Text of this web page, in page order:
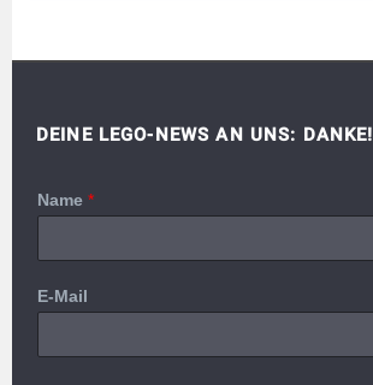
DEINE LEGO-NEWS AN UNS: DANKE!
Name *
E-Mail